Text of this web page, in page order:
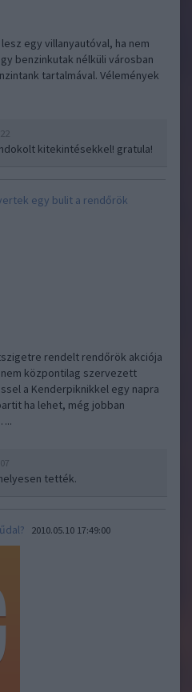
egy villanyautóval, ha nem
benzinkutak nélküli városban
tartalmával. Vélemények
kitekintésekkel! gratula!
egy bulit a rendőrök
rendelt rendőrök akciója
központilag szervezett
a Kenderpiknikkel egy napra
ha lehet, még jobban
tették.
2010.05.10 17:49:00